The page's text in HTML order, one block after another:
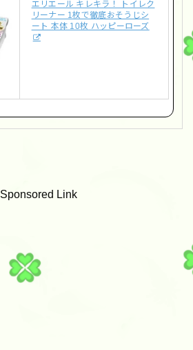
エリエール キレキラ！ トイレク
リーナー 1枚で徹底おそうじシ
ート 本体 10枚 ハッピーローズ
Sponsored Link